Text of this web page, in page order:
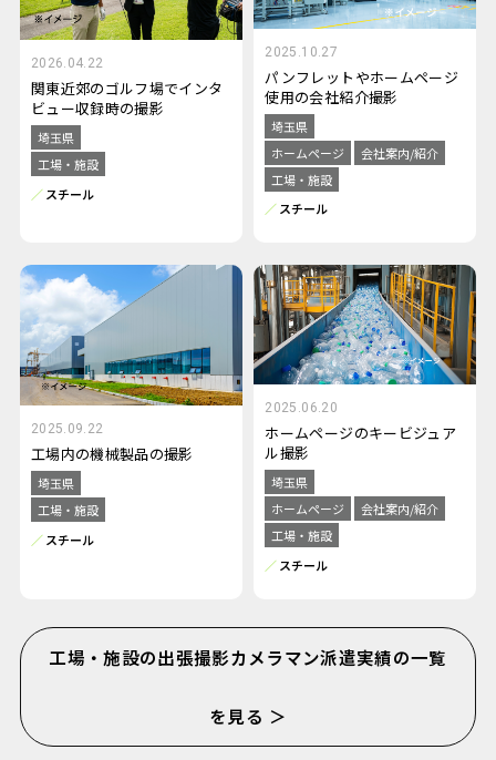
2026.04.22
関東近郊のゴルフ場でインタ
ビュー収録時の撮影
埼玉県
工場・施設
スチール
2025.10.27
パンフレットやホームページ
使用の会社紹介撮影
埼玉県
ホームページ
会社案内/紹介
工場・施設
スチール
2025.09.22
工場内の機械製品の撮影
埼玉県
工場・施設
スチール
2025.06.20
ホームページのキービジュア
ル撮影
埼玉県
ホームページ
会社案内/紹介
工場・施設
スチール
工場・施設の出張撮影カメラマン派遣実績の一覧
を見る ＞